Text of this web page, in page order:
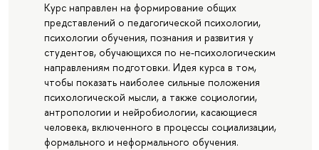
Курс направлен на формирование общих
представлений о педагогической психологии,
психологии обучения, познания и развития у
студентов, обучающихся по не-психологическим
направлениям подготовки. Идея курса в том,
чтобы показать наиболее сильные положения
психологической мысли, а также социологии,
антропологии и нейробиологии, касающиеся
человека, включенного в процессы социализации,
формального и неформального обучения.